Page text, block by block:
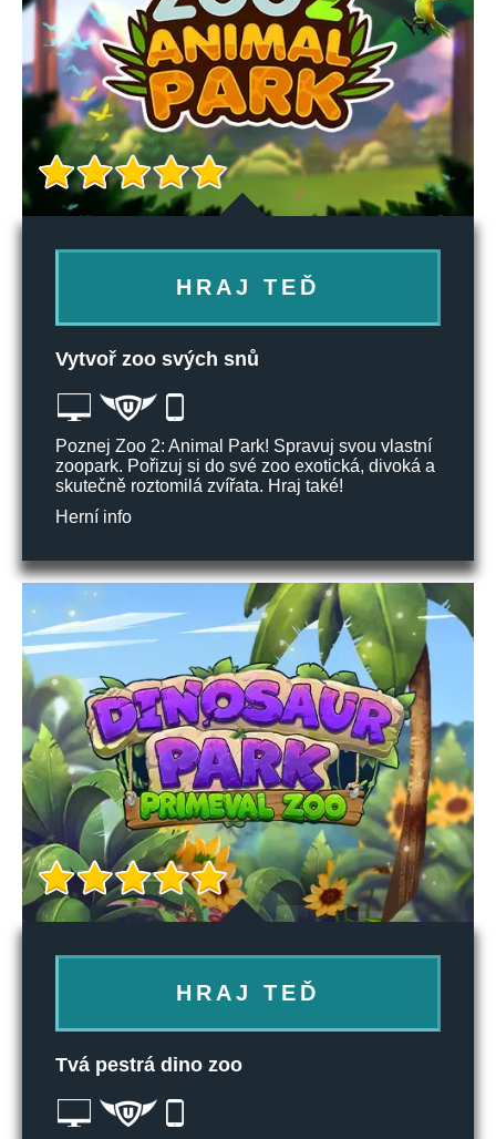
HRAJ TEĎ
Vytvoř zoo svých snů
Poznej Zoo 2: Animal Park! Spravuj svou vlastní
zoopark. Pořizuj si do své zoo exotická, divoká a
skutečně roztomilá zvířata. Hraj také!
Herní info
HRAJ TEĎ
Tvá pestrá dino zoo